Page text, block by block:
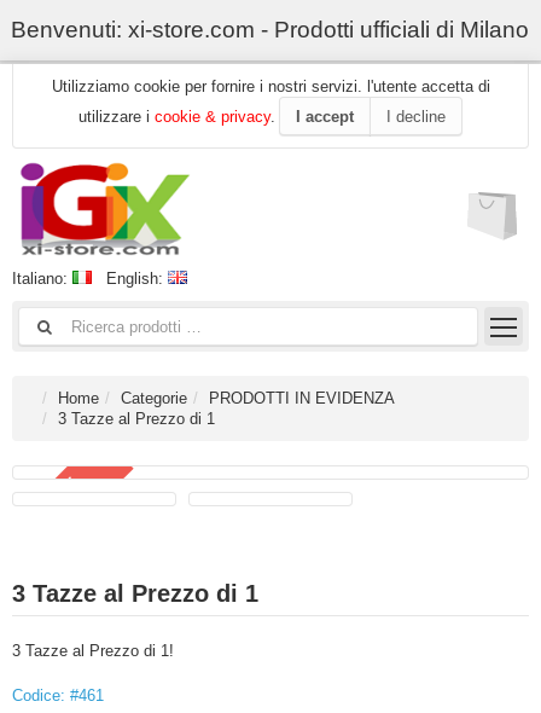
Benvenuti: xi-store.com - Prodotti ufficiali di Milano
Utilizziamo cookie per fornire i nostri servizi. l'utente accetta di
utilizzare i cookie & privacy. I accept I decline
Italiano: English:
Home Categorie
PRODOTTI IN EVIDENZA
3 Tazze al Prezzo di 1
SELL OFF
-17 %
3 Tazze al Prezzo di 1
3 Tazze al Prezzo di 1!
Codice: #461